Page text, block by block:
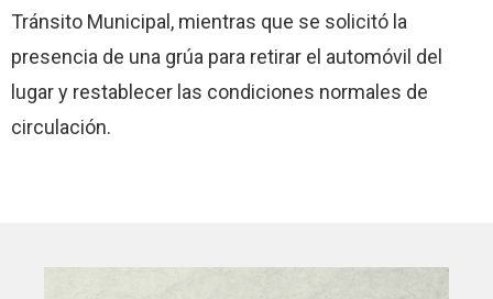
Tránsito Municipal, mientras que se solicitó la
presencia de una grúa para retirar el automóvil del
lugar y restablecer las condiciones normales de
circulación.